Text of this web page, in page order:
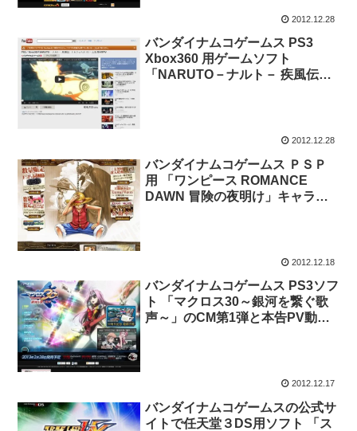
2012.12.28
バンダイナムコゲームス PS3
Xbox360 用ゲームソフト
「NARUTO－ナルト－ 疾風伝
2012.12.28
バンダイナムコゲームス ＰＳＰ
用 「ワンピース ROMANCE
DAWN 冒険の夜明け」キャラク
2012.12.18
バンダイナムコゲームス PS3ソフ
ト 「マクロス30～銀河を繋ぐ歌
声～」のCM第1弾と本告PV動
2012.12.17
バンダイナムコゲームスの公式サ
イトで任天堂３DS用ソフト 「ス